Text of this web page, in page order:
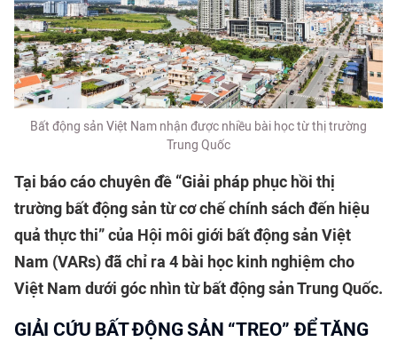
Bất động sản Việt Nam nhận được nhiều bài học từ thị trường
Trung Quốc
Tại báo cáo chuyên đề “Giải pháp phục hồi thị
trường bất động sản từ cơ chế chính sách đến hiệu
quả thực thi” của Hội môi giới bất động sản Việt
Nam (VARs) đã chỉ ra 4 bài học kinh nghiệm cho
Việt Nam dưới góc nhìn từ bất động sản Trung Quốc.
GIẢI CỨU BẤT ĐỘNG SẢN “TREO” ĐỂ TĂNG